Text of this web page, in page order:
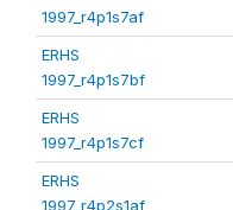
1997_r4p1s7af
ERHS
1997_r4p1s7bf
ERHS
1997_r4p1s7cf
ERHS
1997_r4p2s1af